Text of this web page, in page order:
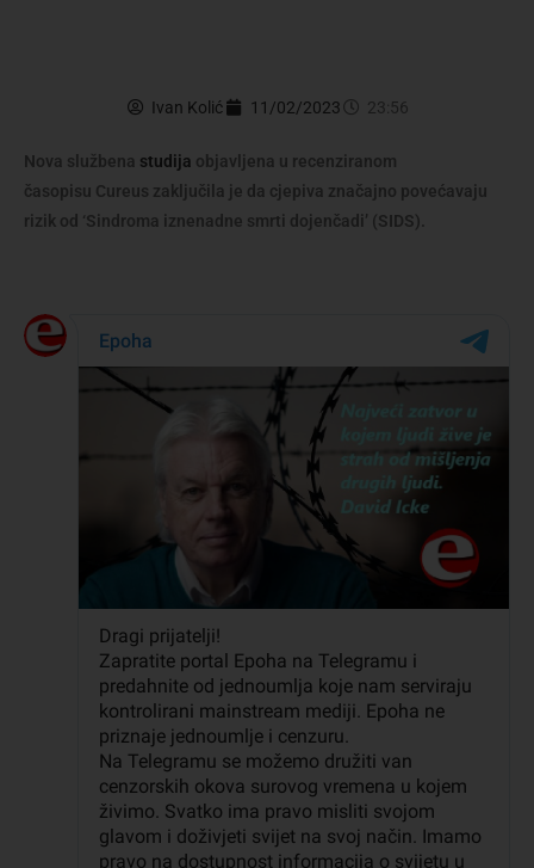
Ivan Kolić 11/02/2023 23:56
Nova službena studija objavljena u recenziranom
časopisu Cureus zaključila je da cjepiva značajno povećavaju
rizik od ‘Sindroma iznenadne smrti dojenčadi’ (SIDS).